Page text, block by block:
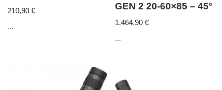
210,90 €
...
GEN 2 20-60×85 – 45°
1.464,90€
...